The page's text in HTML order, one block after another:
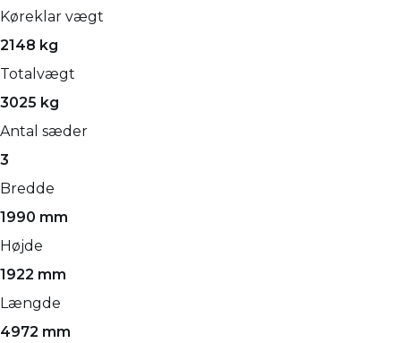
Køreklar vægt
2148 kg
Totalvægt
3025 kg
Antal sæder
3
Bredde
1990 mm
Højde
1922 mm
Længde
4972 mm